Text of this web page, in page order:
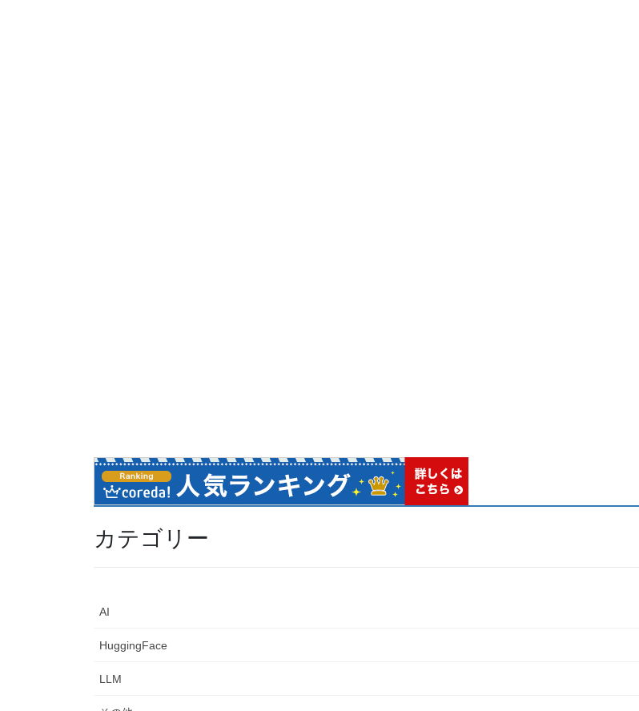
カテゴリー
AI
HuggingFace
LLM